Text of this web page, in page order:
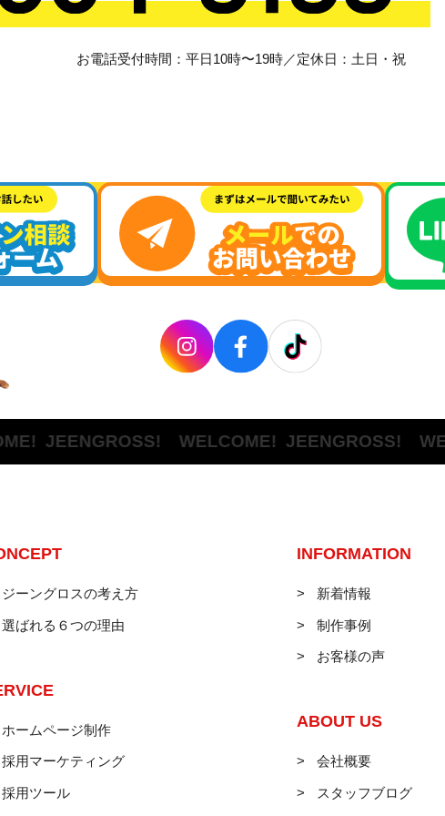
お電話受付時間：平日10時〜19時／定休日：土日・祝
WELCOME!JEENGROSS!
ジーングロスの考え方
選ばれる６つの理由
ホームページ制作
採用マーケティング
採用ツール
INFORMATION
新着情報
制作事例
お客様の声
ABOUT US
会社概要
スタッフブログ